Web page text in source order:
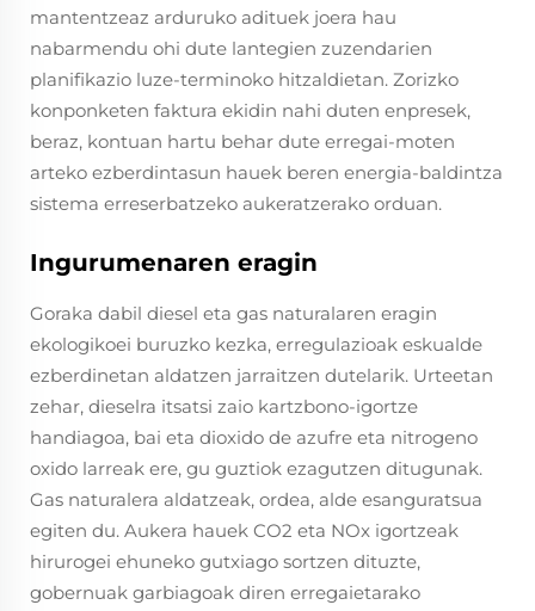
mantentzeaz arduruko adituek joera hau
nabarmendu ohi dute lantegien zuzendarien
planifikazio luze-terminoko hitzaldietan. Zorizko
konponketen faktura ekidin nahi duten enpresek,
beraz, kontuan hartu behar dute erregai-moten
arteko ezberdintasun hauek beren energia-baldintza
sistema erreserbatzeko aukeratzerako orduan.
Ingurumenaren eragin
Goraka dabil diesel eta gas naturalaren eragin
ekologikoei buruzko kezka, erregulazioak eskualde
ezberdinetan aldatzen jarraitzen dutelarik. Urteetan
zehar, dieselra itsatsi zaio kartzbono-igortze
handiagoa, bai eta dioxido de azufre eta nitrogeno
oxido larreak ere, gu guztiok ezagutzen ditugunak.
Gas naturalera aldatzeak, ordea, alde esanguratsua
egiten du. Aukera hauek CO2 eta NOx igortzeak
hirurogei ehuneko gutxiago sortzen dituzte,
gobernuak garbiagoak diren erregaietarako